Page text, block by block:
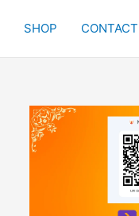
SHOP CONTACT